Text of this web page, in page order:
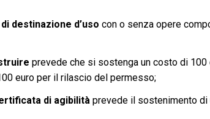
destinazione d’uso con o senza opere
prevede che si sostenga un costo di
euro per il rilascio del permesso;
di agibilitàprevede il sostenimento di